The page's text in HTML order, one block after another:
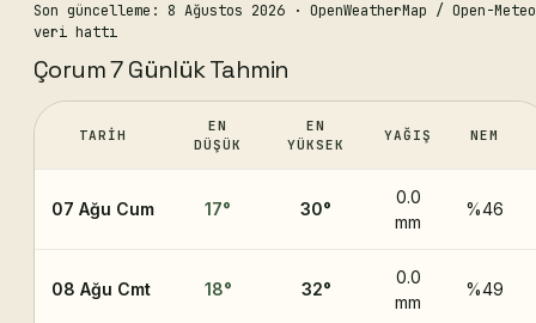
Son güncelleme: 8 Ağustos 2026 · OpenWeatherMap / Open-Meteo
veri hattı
Çorum 7 Günlük Tahmin
TARIH
EN
DÜŞÜK
EN
YÜKSEK
YAĞIŞ NEM
07 Ağu Cum 17° 30°
0.0
mm
%46
08 Ağu Cmt 18° 32°
0.0
mm
%49